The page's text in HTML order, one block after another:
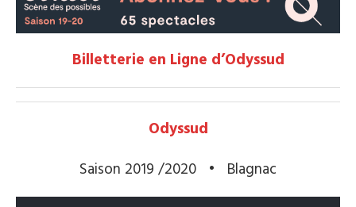
Billetterie en Ligne d’Odyssud
Odyssud
Saison 2019 /2020 • Blagnac